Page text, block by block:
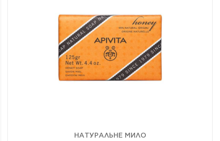
НАТУРАЛЬНЕ МИЛО